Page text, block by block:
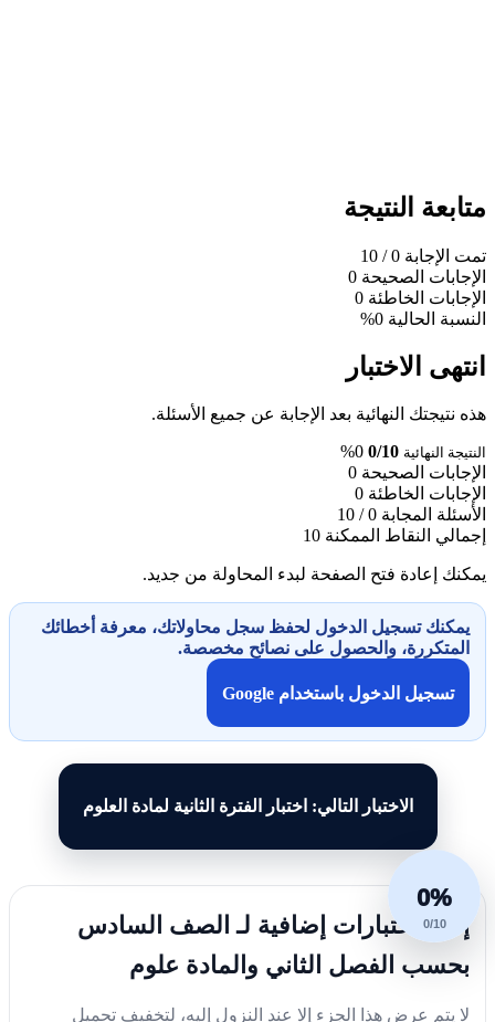
متابعة النتيجة
تمت الإجابة 0
/ 10
الإجابات الصحيحة 0
الإجابات الخاطئة 0
النسبة الحالية 0%
انتهى الاختبار
هذه نتيجتك النهائية بعد الإجابة عن جميع الأسئلة.
النتيجة النهائية 0/10
0%
الإجابات الصحيحة 0
الإجابات الخاطئة 0
الأسئلة المجابة 0 / 10
إجمالي النقاط الممكنة 10
يمكنك إعادة فتح الصفحة لبدء المحاولة من جديد.
يمكنك تسجيل الدخول لحفظ سجل محاولاتك، معرفة أخطائك
المتكررة، والحصول على نصائح مخصصة.
تسجيل الدخول باستخدام Google
الاختبار التالي: اختبار الفترة الثانية لمادة العلوم
0%
0/10
إليك اختبارات إضافية لـ الصف السادس
بحسب الفصل الثاني والمادة علوم
لا يتم عرض هذا الجزء إلا عند النزول إليه، لتخفيف تحميل